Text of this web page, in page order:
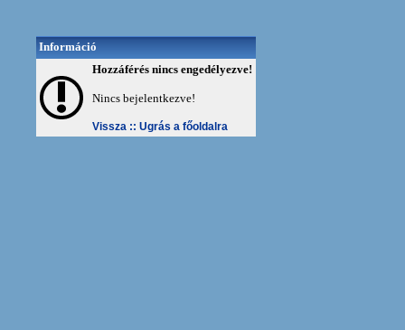
Információ
Hozzáférés nincs engedélyezve!
Nincs bejelentkezve!
Vissza :: Ugrás a főoldalra